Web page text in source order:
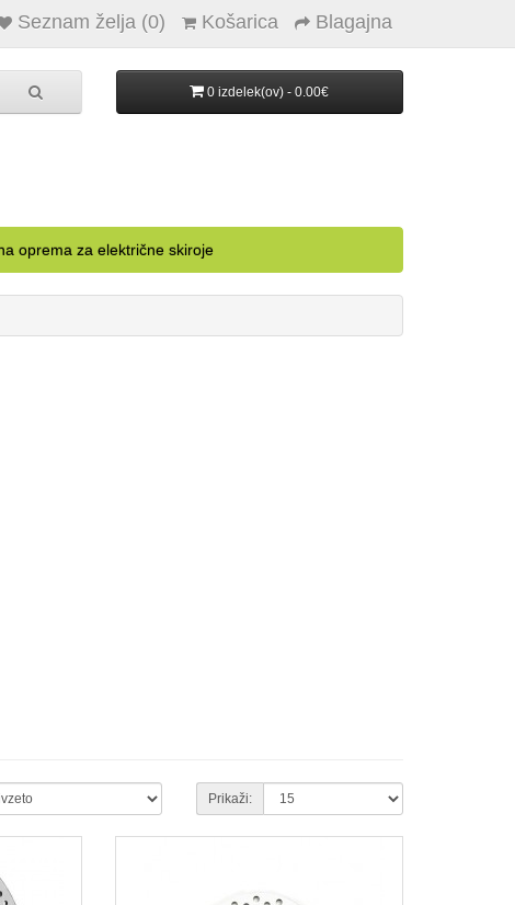
Seznam želja (0) Košarica Blagajna
0 izdelek(ov) - 0.00€
oprema za električne skiroje
Prikaži: